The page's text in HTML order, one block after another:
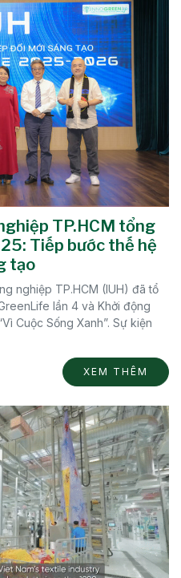
TP.HCM tổng
Tiếp bước thế hệ
tạo
nghiệp TP.HCM (IUH) đã tổ
lần 4 và Khởi động
Cuộc Sống Xanh”. Sự kiện
XEM THÊM